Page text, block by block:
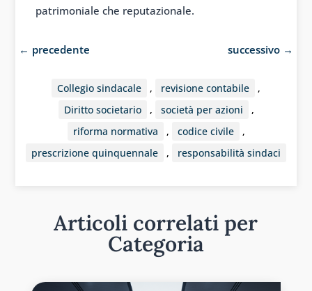
patrimoniale che reputazionale.
← precedente successivo →
Collegio sindacale , revisione contabile
,
Diritto societario
, società per azioni
,
riforma normativa
, codice civile
,
prescrizione quinquennale
, responsabilità sindaci
Articoli correlati per
Categoria